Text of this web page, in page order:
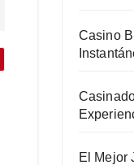
Casino
El Mejor